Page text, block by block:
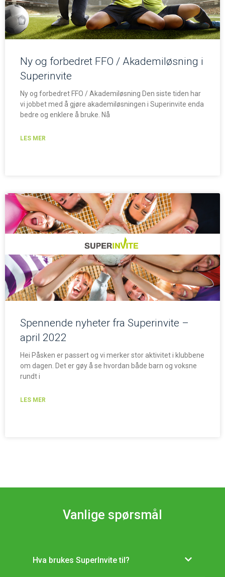
Ny og forbedret FFO / Akademiløsning i
Superinvite
Ny og forbedret FFO / Akademiløsning Den siste tiden har
vi jobbet med å gjøre akademiløsningen i Superinvite enda
bedre og enklere å bruke. Nå
LES MER
Spennende nyheter fra Superinvite –
april 2022
Hei Påsken er passert og vi merker stor aktivitet i klubbene
om dagen. Det er gøy å se hvordan både barn og voksne
rundt i
LES MER
Vanlige spørsmål
Hva brukes SuperInvite til?